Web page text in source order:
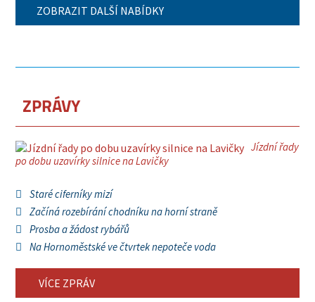
ZOBRAZIT DALŠÍ NABÍDKY
ZPRÁVY
Jízdní řady
po dobu uzavírky silnice na Lavičky
Staré ciferníky mizí
Začíná rozebírání chodníku na horní straně
Prosba a žádost rybářů
Na Hornoměstské ve čtvrtek nepoteče voda
VÍCE ZPRÁV